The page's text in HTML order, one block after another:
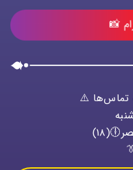
تماس‌ها ⚠️